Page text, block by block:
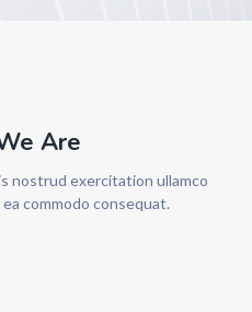
Are
nostrud exercitation ullamco
commodo consequat.